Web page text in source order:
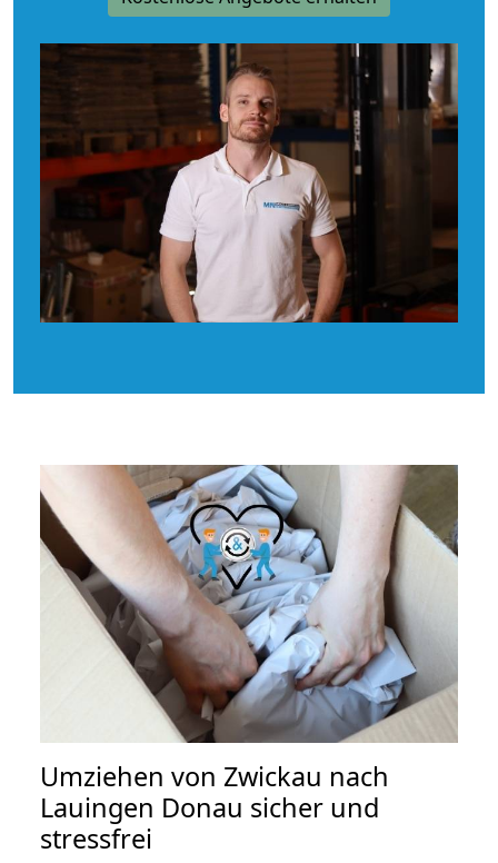
Umziehen von Zwickau nach
Lauingen Donau sicher und
stressfrei